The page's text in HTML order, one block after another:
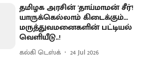
தமிழக அரசின் 'தாய்மாமன் சீர்'!
யாருக்கெல்லாம் கிடைக்கும்...
மருத்துவமனைகளின் பட்டியல்
வெளியீடு..!
கல்கி டெஸ்க் 24 Jul 2026